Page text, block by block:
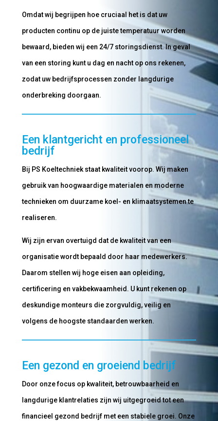
Omdat wij begrijpen hoe cruciaal het is dat uw
producten continu op de juiste temperatuur worden
bewaard, bieden wij een 24/7 storingsdienst. In geval
van een storing kunt u dag en nacht op ons rekenen,
zodat uw bedrijfsprocessen zonder langdurige
onderbreking doorgaan.
Een klantgericht en professioneel
bedrijf
Bij PS Koeltechniek staat kwaliteit voorop. Wij maken
gebruik van hoogwaardige materialen en moderne
technieken om duurzame koel- en klimaatsystemen te
realiseren.
Wij zijn ervan overtuigd dat de kwaliteit van een
organisatie wordt bepaald door haar medewerkers.
Daarom stellen wij hoge eisen aan opleiding,
certificering en vakbekwaamheid. U kunt rekenen op
deskundige monteurs die zorgvuldig, veilig en
volgens de hoogste standaarden werken.
Een gezond en groeiend bedrijf
Door onze focus op kwaliteit, betrouwbaarheid en
langdurige klantrelaties zijn wij uitgegroeid tot een
financieel gezond bedrijf met een stabiele groei. Onze